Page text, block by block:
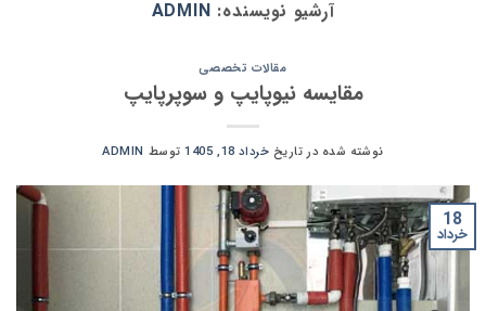
آرشیو نویسنده: ADMIN
مقالات تخصصی
مقایسه نیوپایپ و سوپرپایپ
نوشته شده در تاریخ خرداد 18, 1405 توسط ADMIN
18
خرداد